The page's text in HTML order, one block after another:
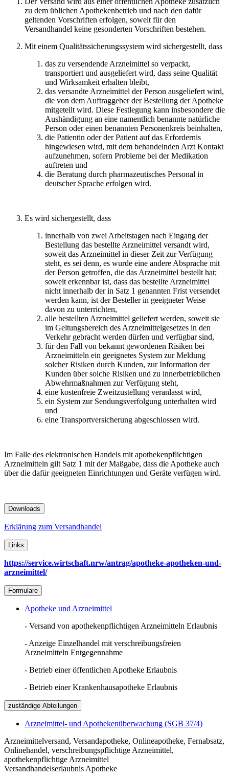
zu dem üblichen Apothekenbetrieb und nach den dafür
geltenden Vorschriften erfolgen, soweit für den
Versandhandel keine gesonderten Vorschriften bestehen.
Mit einem Qualitätssicherungssystem wird sichergestellt, dass
das zu versendende Arzneimittel so verpackt,
transportiert und ausgeliefert wird, dass seine Qualität
und Wirksamkeit erhalten bleibt,
das versandte Arzneimittel der Person ausgeliefert wird,
die von dem Auftraggeber der Bestellung der Apotheke
mitgeteilt wird. Diese Festlegung kann insbesondere die
Aushändigung an eine namentlich benannte natürliche
Person oder einen benannten Personenkreis beinhalten,
die Patientin oder der Patient auf das Erfordernis
hingewiesen wird, mit dem behandelnden Arzt Kontakt
aufzunehmen, sofern Probleme bei der Medikation
auftreten und
die Beratung durch pharmazeutisches Personal in
deutscher Sprache erfolgen wird.
Es wird sichergestellt, dass
innerhalb von zwei Arbeitstagen nach Eingang der
Bestellung das bestellte Arzneimittel versandt wird,
soweit das Arzneimittel in dieser Zeit zur Verfügung
steht, es sei denn, es wurde eine andere Absprache mit
der Person getroffen, die das Arzneimittel bestellt hat;
soweit erkennbar ist, dass das bestellte Arzneimittel
nicht innerhalb der in Satz 1 genannten Frist versendet
werden kann, ist der Besteller in geeigneter Weise
davon zu unterrichten,
alle bestellten Arzneimittel geliefert werden, soweit sie
im Geltungsbereich des Arzneimittelgesetzes in den
Verkehr gebracht werden dürfen und verfügbar sind,
für den Fall von bekannt gewordenen Risiken bei
Arzneimitteln ein geeignetes System zur Meldung
solcher Risiken durch Kunden, zur Information der
Kunden über solche Risiken und zu innerbetrieblichen
Abwehrmaßnahmen zur Verfügung steht,
eine kostenfreie Zweitzustellung veranlasst wird,
ein System zur Sendungsverfolgung unterhalten wird
und
eine Transportversicherung abgeschlossen wird.
Im Falle des elektronischen Handels mit apothekenpflichtigen
Arzneimitteln gilt Satz 1 mit der Maßgabe, dass die Apotheke auch
über die dafür geeigneten Einrichtungen und Geräte verfügen wird.
Downloads
Erklärung zum Versandhandel
Links
https://service.wirtschaft.nrw/antrag/apotheke-apotheken-und-
arzneimittel/
Formulare
Apotheke und Arzneimittel
- Versand von apothekenpflichtigen Arzneimitteln Erlaubnis
- Anzeige Einzelhandel mit verschreibungsfreien
Arzneimitteln Entgegennahme
- Betrieb einer öffentlichen Apotheke Erlaubnis
- Betrieb einer Krankenhausapotheke Erlaubnis
zuständige Abteilungen
Arzneimittel- und Apothekenüberwachung (SGB 37/4)
Arzneimittelversand, Versandapotheke, Onlineapotheke, Fernabsatz,
Onlinehandel, verschreibungspflichtige Arzneimittel,
apothekenpflichtige Arzneimittel
Versandhandelserlaubnis Apotheke